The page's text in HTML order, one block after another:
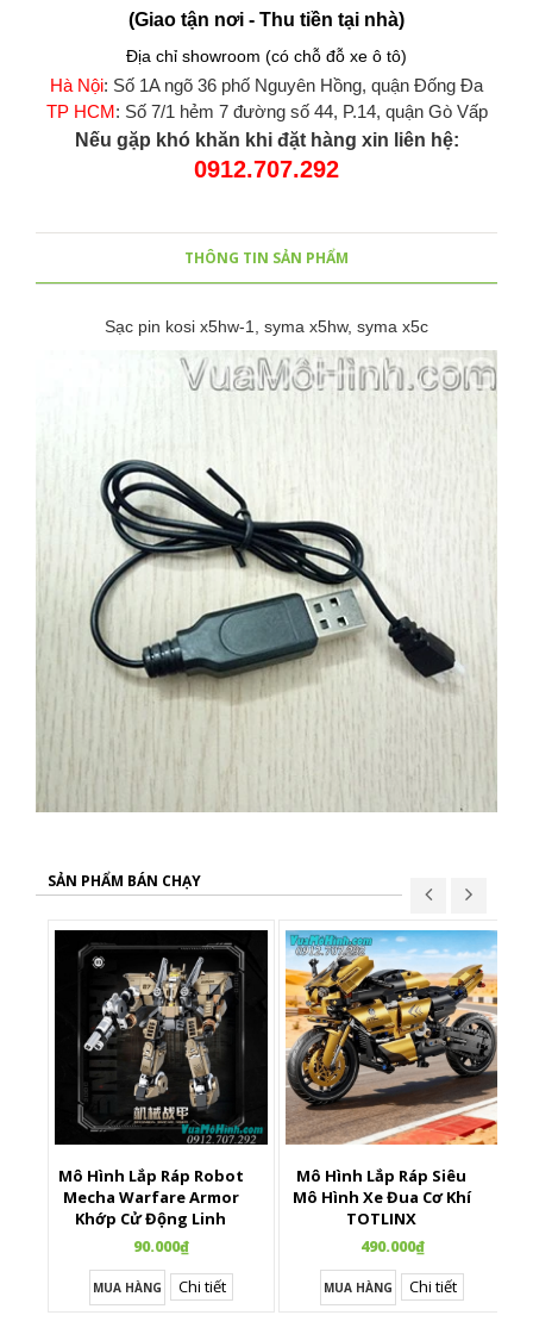
(Giao tận nơi - Thu tiền tại nhà)
Địa chỉ showroom (có chỗ đỗ xe ô tô)
Hà Nội: Số 1A ngõ 36 phố Nguyên Hồng, quận Đống Đa
TP HCM : Số 7/1 hẻm 7 đường số 44, P.14, quận Gò Vấp
Nếu gặp khó khăn khi đặt hàng xin liên hệ:
0912.707.292
THÔNG TIN SẢN PHẨM
Sạc pin kosi x5hw-1, syma x5hw, syma x5c
SẢN PHẨM BÁN CHẠY
Mô Hình Lắp Ráp Robot
Mecha Warfare Armor
Khớp Cử Động Linh
Hoạt
90.000₫
MUA HÀNG Chi tiết
Mô Hình Lắp Ráp Siêu
Mô Hình Xe Đua Cơ Khí
TOTLINX
490.000₫
MUA HÀNG Chi tiết